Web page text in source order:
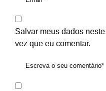
Salvar meus dados
vez que eu comentar.